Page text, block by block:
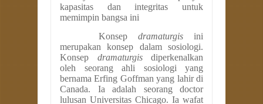
kapasitas dan integritas untuk
memimpin bangsa ini
Konsep dramaturgis ini
merupakan konsep dalam sosiologi.
Konsep dramaturgisdiperkenalkan
oleh seorang ahli sosiologi yang
bernama Erfing Goffman yang lahir di
Canada. Ia adalah seorang doctor
lulusan Universitas Chicago. Ia wafat